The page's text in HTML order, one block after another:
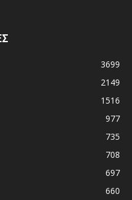
3699
2149
1516
977
735
708
697
660